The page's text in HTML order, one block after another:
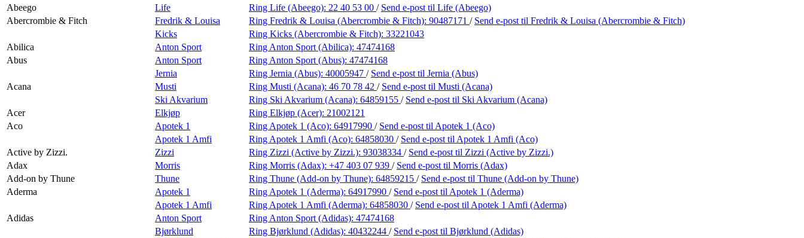
Finn frem
Abeego
Life Ring Life (Abeego): 22 40 53 00 / Send e-post til Life (Abeego)
Abercrombie & Fitch
Fredrik & Louisa Ring Fredrik & Louisa (Abercrombie & Fitch): 90487171 / Send e-post til Fredrik & Louisa (Abercrombie & Fitch)
Kicks
Ring Kicks (Abercrombie & Fitch): 33221043
Abilica
Anton Sport Ring Anton Sport (Abilica): 47474168
Abus
Anton Sport Ring Anton Sport (Abus): 47474168
Jernia
Ring Jernia (Abus): 40005947 / Send e-post til Jernia (Abus)
Acana
Musti Ring Musti (Acana): 46 70 78 42 / Send e-post til Musti (Acana)
Ski Akvarium
Ring Ski Akvarium (Acana): 64859155 / Send e-post til Ski Akvarium (Acana)
Acer
Elkjøp Ring Elkjøp (Acer): 21002121
Aco
Apotek 1 Ring Apotek 1 (Aco): 64917990 / Send e-post til Apotek 1 (Aco)
Apotek 1 Amfi
Ring Apotek 1 Amfi (Aco): 64858030 / Send e-post til Apotek 1 Amfi (Aco)
Active by Zizzi.
Zizzi Ring Zizzi (Active by Zizzi.): 93038334 / Send e-post til Zizzi (Active by Zizzi.)
Adax
Morris Ring Morris (Adax): +47 403 07 939 / Send e-post til Morris (Adax)
Add-on by Thune
Thune Ring Thune (Add-on by Thune): 64859215 / Send e-post til Thune (Add-on by Thune)
Aderma
Apotek 1 Ring Apotek 1 (Aderma): 64917990 / Send e-post til Apotek 1 (Aderma)
Apotek 1 Amfi
Ring Apotek 1 Amfi (Aderma): 64858030 / Send e-post til Apotek 1 Amfi (Aderma)
Adidas
Anton Sport Ring Anton Sport (Adidas): 47474168
Bjørklund
Ring Bjørklund (Adidas): 40432244 / Send e-post til Bjørklund (Adidas)